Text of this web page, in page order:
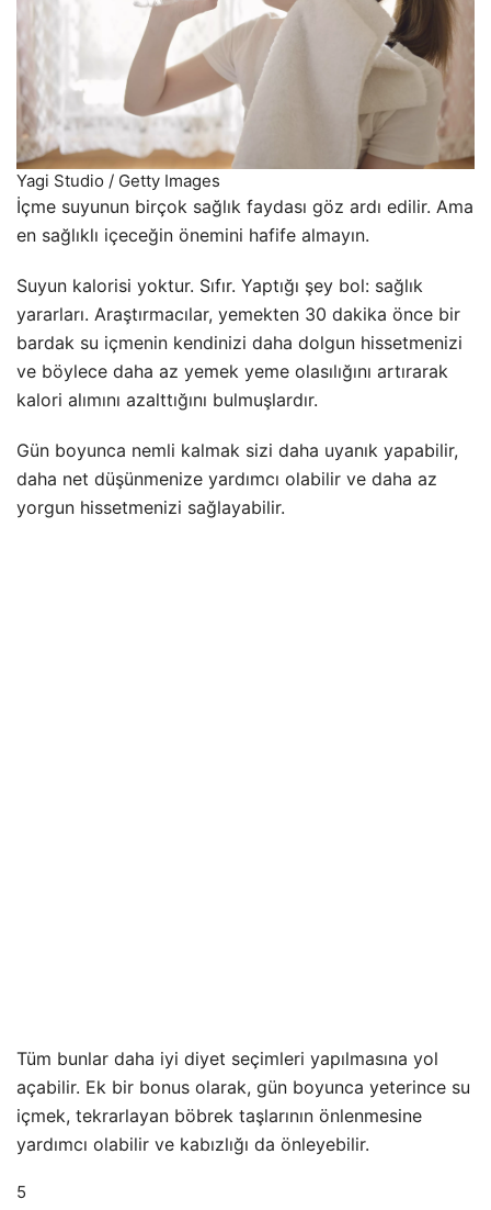
Yagi Studio / Getty Images
İçme suyunun birçok sağlık faydası göz ardı edilir. Ama
en sağlıklı içeceğin önemini hafife almayın.
Suyun kalorisi yoktur. Sıfır. Yaptığı şey bol: sağlık
yararları. Araştırmacılar, yemekten 30 dakika önce bir
bardak su içmenin kendinizi daha dolgun hissetmenizi
ve böylece daha az yemek yeme olasılığını artırarak
kalori alımını azalttığını bulmuşlardır.
Gün boyunca nemli kalmak sizi daha uyanık yapabilir,
daha net düşünmenize yardımcı olabilir ve daha az
yorgun hissetmenizi sağlayabilir.
Tüm bunlar daha iyi diyet seçimleri yapılmasına yol
açabilir. Ek bir bonus olarak, gün boyunca yeterince su
içmek, tekrarlayan böbrek taşlarının önlenmesine
yardımcı olabilir ve kabızlığı da önleyebilir.
5